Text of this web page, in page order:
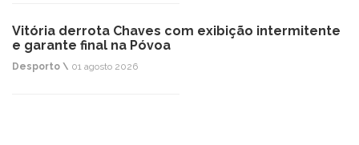
Vitória derrota Chaves com exibição intermitente
e garante final na Póvoa
Desporto \ 01 agosto 2026